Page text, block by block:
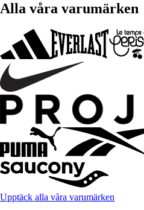
Alla våra varumärken
Upptäck alla våra varumärken